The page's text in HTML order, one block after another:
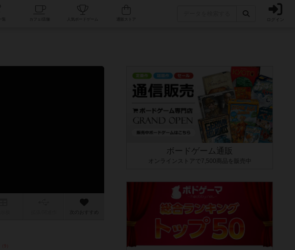
人気ボードゲーム ログイン
次のおすすめ
ボードゲーム通販
オンラインストアで7,500商品を販売中